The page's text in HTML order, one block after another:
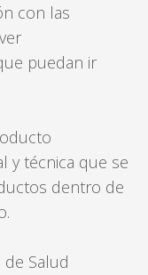
con las
puedan ir
y técnica que se
dentro de
Salud